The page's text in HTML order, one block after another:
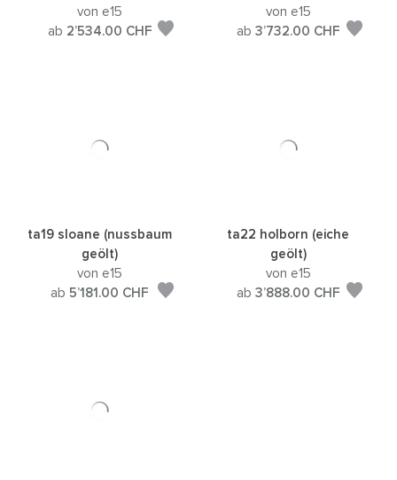
von e15
ab 2’534.00 CHF
von e15
ab 3’732.00 CHF
ta19 sloane (nussbaum
geölt)
von e15
ab 5’181.00 CHF
ta22 holborn (eiche
geölt)
von e15
ab 3’888.00 CHF